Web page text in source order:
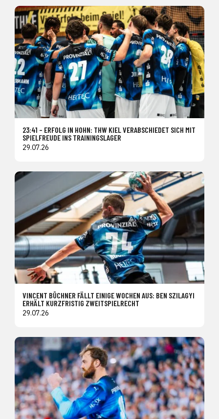
23:41 – ERFOLG IN HOHN: THW KIEL VERABSCHIEDET SICH MIT
SPIELFREUDE INS TRAININGSLAGER
29.07.26
VINCENT BÜCHNER FÄLLT EINIGE WOCHEN AUS: BEN SZILAGYI
ERHÄLT KURZFRISTIG ZWEITSPIELRECHT
29.07.26